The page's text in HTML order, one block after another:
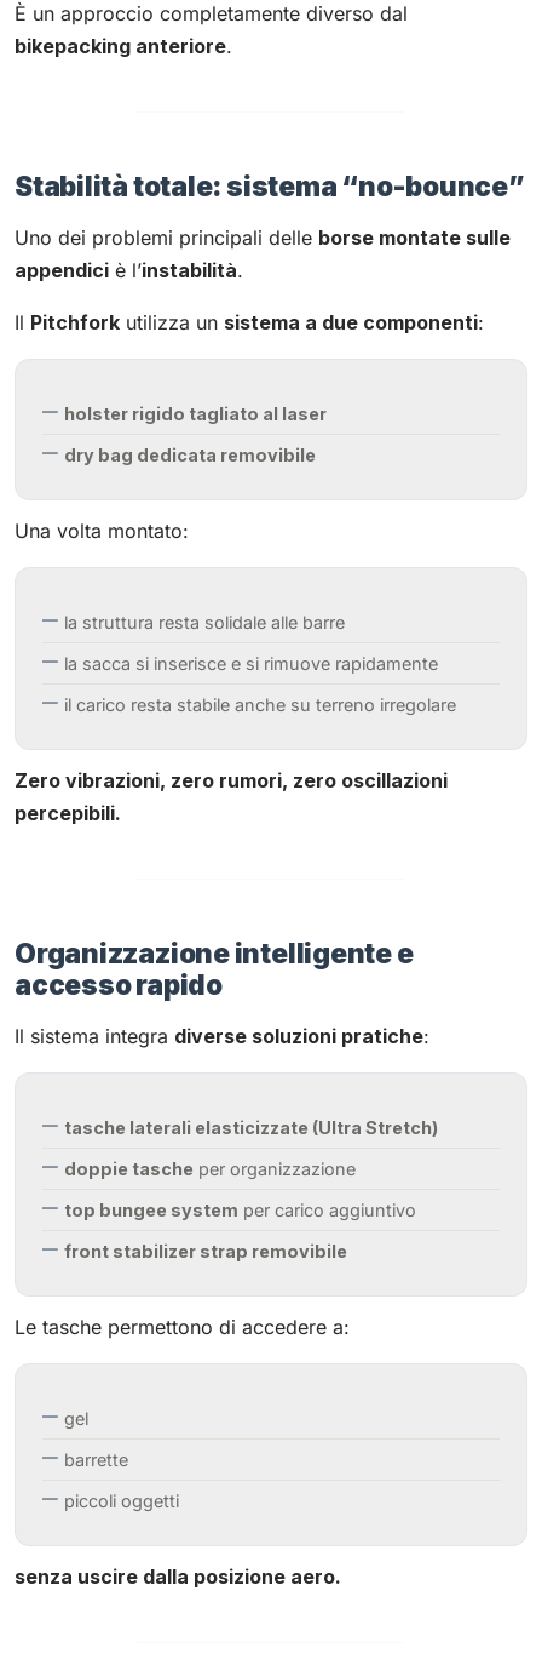
È un approccio completamente diverso dal
bikepacking anteriore.
Stabilità totale: sistema “no-bounce”
Uno dei problemi principali delle borse montate sulle
appendici è l’instabilità.
Il Pitchfork utilizza un sistema a due componenti:
holster rigido tagliato al laser
dry bag dedicata removibile
Una volta montato:
la struttura resta solidale alle barre
la sacca si inserisce e si rimuove rapidamente
il carico resta stabile anche su terreno irregolare
Zero vibrazioni, zero rumori, zero oscillazioni
percepibili.
Organizzazione intelligente e
accesso rapido
Il sistema integra diverse soluzioni pratiche:
tasche laterali elasticizzate (Ultra Stretch)
doppie tasche per organizzazione
top bungee system per carico aggiuntivo
front stabilizer strap removibile
Le tasche permettono di accedere a:
gel
barrette
piccoli oggetti
senza uscire dalla posizione aero.